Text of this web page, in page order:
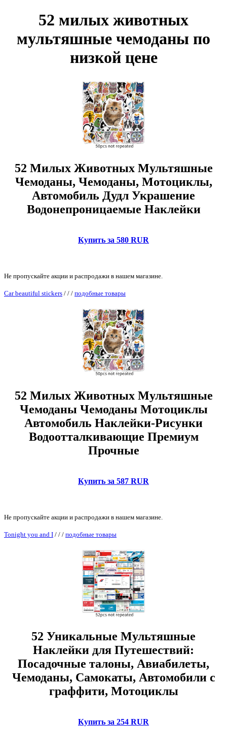
52 милых животных
мультяшные чемоданы по
низкой цене
52 Милых Животных Мультяшные
Чемоданы, Чемоданы, Мотоциклы,
Автомобиль Дудл Украшение
Водонепроницаемые Наклейки
Купить за 580 RUR
Не пропускайте акции и распродажи в нашем магазине.
Car beautiful stickers / / / подобные товары
52 Милых Животных Мультяшные
Чемоданы Чемоданы Мотоциклы
Автомобиль Наклейки-Рисунки
Водоотталкивающие Премиум
Прочные
Купить за 587 RUR
Не пропускайте акции и распродажи в нашем магазине.
Tonight you and I / / / подобные товары
52 Уникальные Мультяшные
Наклейки для Путешествий:
Посадочные талоны, Авиабилеты,
Чемоданы, Самокаты, Автомобили с
граффити, Мотоциклы
Купить за 254 RUR